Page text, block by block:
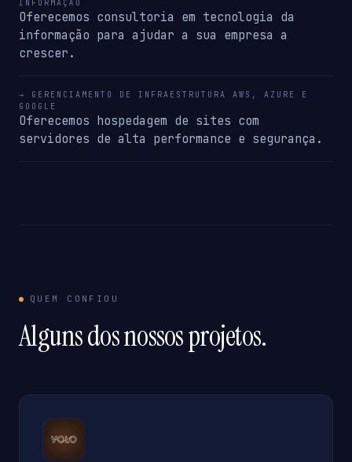
INFORMAÇÃO
Oferecemos consultoria em tecnologia da
informação para ajudar a sua empresa a
crescer.
→ GERENCIAMENTO DE INFRAESTRUTURA AWS, AZURE E
GOOGLE
Oferecemos hospedagem de sites com
servidores de alta performance e segurança.
QUEM CONFIOU
Alguns dos nossos projetos.